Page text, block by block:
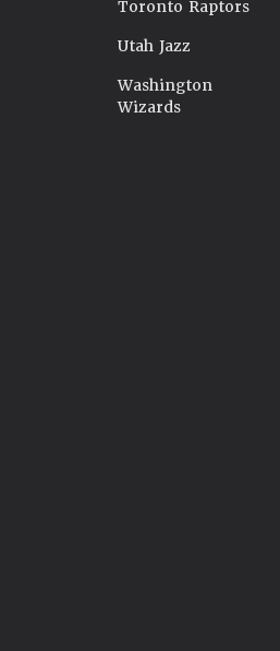
Toronto Raptors
Utah Jazz
Washington
Wizards